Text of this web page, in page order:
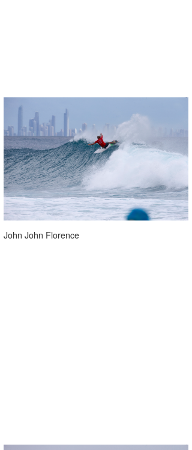
John John Florence